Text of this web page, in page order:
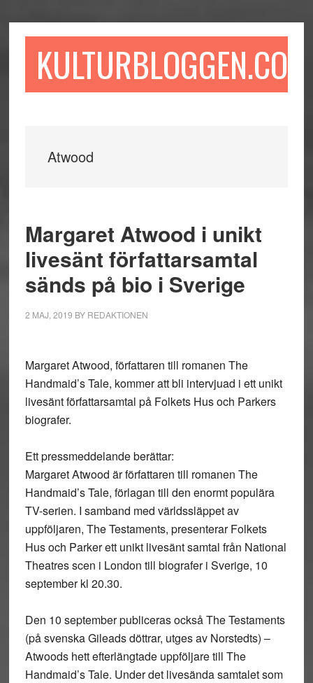
till
till
sidofältet
till
KULTURBLOGGEN.COM
Atwood
Margaret Atwood i unikt
livesänt författarsamtal
sänds på bio i Sverige
2 MAJ, 2019 BY REDAKTIONEN
Margaret Atwood, författaren till romanen The
Handmaid’s Tale, kommer att bli intervjuad i ett unikt
livesänt författarsamtal på Folkets Hus och Parkers
biografer.
Ett pressmeddelande berättar:
Margaret Atwood är författaren till romanen The
Handmaid’s Tale, förlagan till den enormt populära
TV-serien. I samband med världssläppet av
uppföljaren, The Testaments, presenterar Folkets
Hus och Parker ett unikt livesänt samtal från National
Theatres scen i London till biografer i Sverige, 10
september kl 20.30.
Den 10 september publiceras också The Testaments
(på svenska Gileads döttrar, utges av Norstedts) –
Atwoods hett efterlängtade uppföljare till The
Handmaid’s Tale. Under det livesända samtalet som